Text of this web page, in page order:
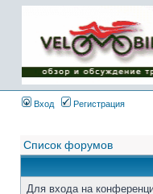
Вход Регистрация
Список форумов
Для входа на